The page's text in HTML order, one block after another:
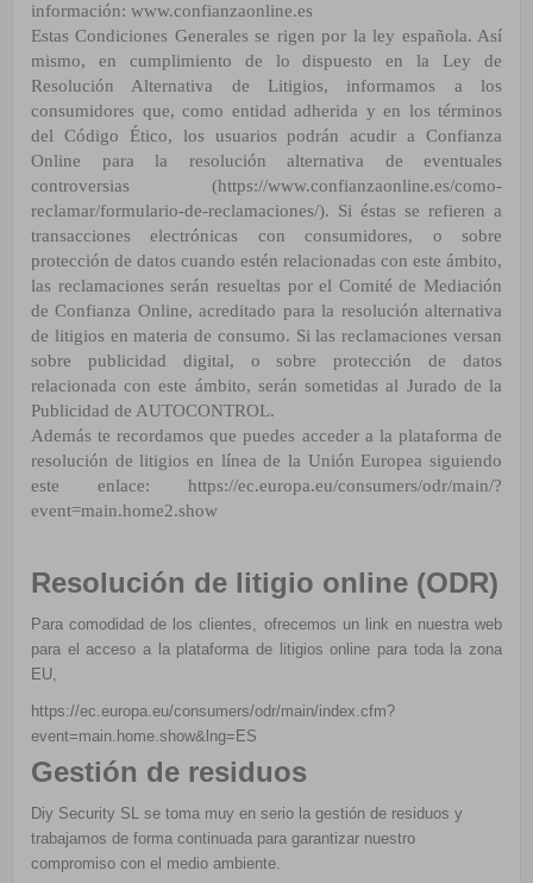
información: www.confianzaonline.es
Estas Condiciones Generales se rigen por la ley española. Así
mismo, en cumplimiento de lo dispuesto en la Ley
de
Resolución Alternativa de Litigios, informamos a los
consumidores que, como entidad adherida y en los términos
del
Código Ético,
los usuarios podrán acudir a Confianza
Online para la resolución alternativa de
eventuales
controversias (https://www.confianzaonline.es/como-
reclamar/formulario-de-reclamaciones/). Si éstas se refieren a
transacciones electrónicas con consumidores, o sobre
protección de datos cuando estén relacionadas con este ámbito,
las reclamaciones serán resueltas por el Comité de Mediación
de Confianza Online, acreditado para la resolución alternativa
de litigios en materia de consumo. Si las reclamaciones versan
sobre publicidad digital, o sobre protección de datos
relacionada con este ámbito, serán sometidas al Jurado de la
Publicidad de AUTOCONTROL.
Además te recordamos que puedes acceder a la plataforma de
resolución de litigios en línea de la Unión Europea siguiendo
este enlace:
https://ec.europa.eu/consumers/odr/main/?
event=main.home2.show
Resolución de litigio online (ODR)
Para comodidad de los clientes, ofrecemos un link en nuestra web
para el acceso a la plataforma de litigios online para toda la zona
EU,
https://ec.europa.eu/consumers/odr/main/index.cfm?
event=main.home.show&lng=ES
Gestión de residuos
Diy Security SL se toma muy en serio la gestión de residuos y
trabajamos de forma continuada para garantizar nuestro
compromiso con el medio ambiente.